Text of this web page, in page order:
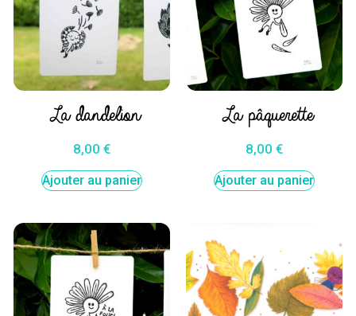
La dandelion
8,00 €
Ajouter au panier
La pâquerette
8,00 €
Ajouter au panier